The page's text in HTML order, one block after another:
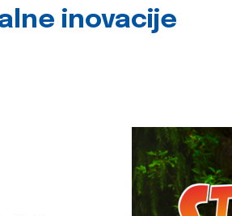
inovacije